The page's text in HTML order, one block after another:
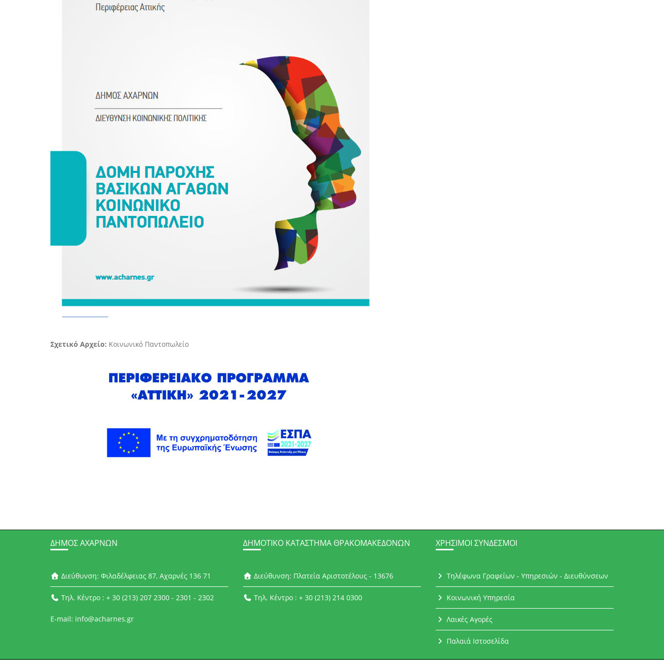
Σχετικό Αρχείο: Κοινωνικό Παντοπωλείο
ΔΉΜΟΣ ΑΧΑΡΝΏΝ
Διεύθυνση: Φιλαδέλφειας 87, Αχαρνές 136 71
Τηλ. Κέντρο : + 30 (213) 207 2300 - 2301 - 2302
E-mail: info@acharnes.gr
ΔΗΜΟΤΙΚΌ ΚΑΤΆΣΤΗΜΑ ΘΡΑΚΟΜΑΚΕΔΌΝΩΝ
Διεύθυνση: Πλατεία Αριστοτέλους - 13676
Τηλ. Κέντρο : + 30 (213) 214 0300
ΧΡΉΣΙΜΟΙ ΣΎΝΔΕΣΜΟΙ
Τηλέφωνα Γραφείων - Υπηρεσιών - Διευθύνσεων
Κοινωνική Υπηρεσία
Λαικές Αγορές
Παλαιά Ιστοσελίδα